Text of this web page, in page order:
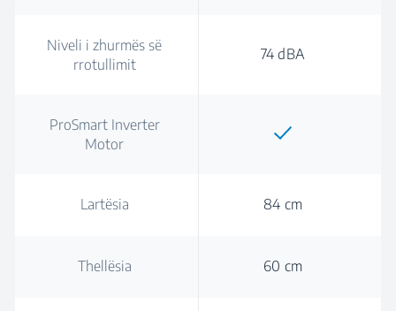
Niveli i zhurmës së
rrotullimit
74 dBA
ProSmart Inverter
Motor
Lartësia 84 cm
Thellësia 60 cm